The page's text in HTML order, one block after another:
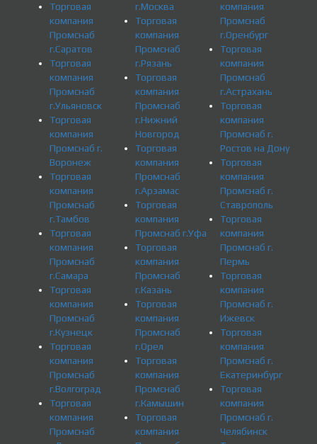
Торговая
компания
Промснаб
г.Саратов
Торговая
компания
Промснаб
г.Ульяновск
Торговая
компания
Промснаб г.
Воронеж
Торговая
компания
Промснаб
г.Тамбов
Торговая
компания
Промснаб
г.Самара
Торговая
компания
Промснаб
г.Кузнецк
Торговая
компания
Промснаб
г.Волгоград
Торговая
компания
Промснаб
г.Москва
Торговая
компания
Промснаб
г.Рязань
Торговая
компания
Промснаб
г.Нижний
Новгород
Торговая
компания
Промснаб
г.Арзамас
Торговая
компания
Промснаб г.Уфа
Торговая
компания
Промснаб
г.Казань
Торговая
компания
Промснаб
г.Орел
Торговая
компания
Промснаб
г.Камышин
Торговая
компания
компания
Промснаб
г.Оренбург
Торговая
компания
Промснаб
г.Астрахань
Торговая
компания
Промснаб г.
Ростов на Дону
Торговая
компания
Промснаб г.
Ставрополь
Торговая
компания
Промснаб г.
Пермь
Торговая
компания
Промснаб г.
Ижевск
Торговая
компания
Промснаб г.
Екатеринбург
Торговая
компания
Промснаб г.
Челябинск